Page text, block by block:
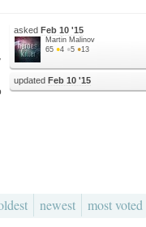
asked Feb 10 '15
Martin Malinov
65 ●4 ●5 ●13
updated Feb 10 '15
newest most voted